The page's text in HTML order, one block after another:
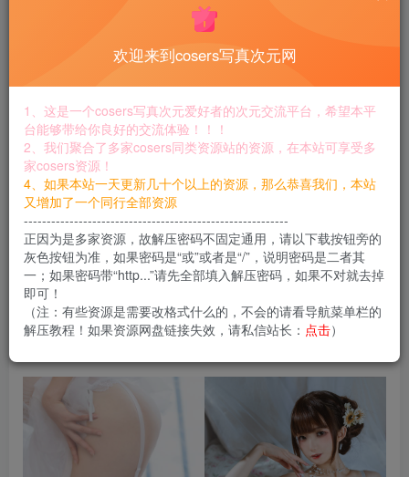
封疆疆v – 全套82期合集[28.2G-2026.1]
此内容为付费资源，请付费后查看
8.8
黄金会员免费 钻石会员 免费
立即购买
您当前未登录！建议登陆后购买，可保存购买订单
封疆疆v竟然是00后的小妹纸，亭亭玉立与娇美面
容即颇御姐风范哦，后（生）真可畏
欢迎来到cosers写真次元网
1、这是一个cosers写真次元爱好者的次元交流平台，希望本平
台能够带给你良好的交流体验！！！
2、我们聚合了多家cosers同类资源站的资源，在本站可享受多
家cosers资源！
4、如果本站一天更新几十个以上的资源，那么恭喜我们，本站
又增加了一个同行全部资源
----------------------------------------------------------
正因为是多家资源，故解压密码不固定通用，请以下载按钮旁的
灰色按钮为准，如果密码是“或”或者是“/”，说明密码是二者其
一；如果密码带“http...”请先全部填入解压密码，如果不对就去掉
即可！
（注：有些资源是需要改格式什么的，不会的请看导航菜单栏的
解压教程！如果资源网盘链接失效，请私信站长： 点击）